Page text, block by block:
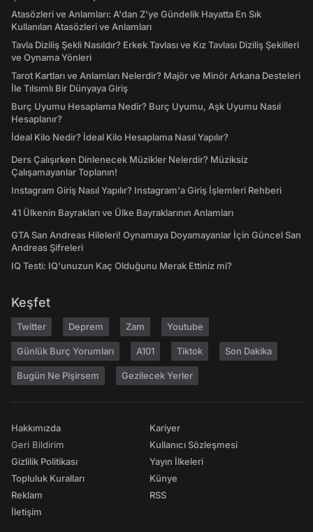
Atasözleri ve Anlamları: A'dan Z'ye Gündelik Hayatta En Sık
Kullanılan Atasözleri ve Anlamları
Tavla Diziliş Şekli Nasıldır? Erkek Tavlası ve Kız Tavlası Diziliş Şekilleri
ve Oynama Yönleri
Tarot Kartları ve Anlamları Nelerdir? Majör ve Minör Arkana Desteleri
İle Tılsımlı Bir Dünyaya Giriş
Burç Uyumu Hesaplama Nedir? Burç Uyumu, Aşk Uyumu Nasıl
Hesaplanır?
İdeal Kilo Nedir? İdeal Kilo Hesaplama Nasıl Yapılır?
Ders Çalışırken Dinlenecek Müzikler Nelerdir? Müziksiz
Çalışamayanlar Toplanın!
Instagram Giriş Nasıl Yapılır? Instagram'a Giriş İşlemleri Rehberi
41 Ülkenin Bayrakları ve Ülke Bayraklarının Anlamları
GTA San Andreas Hileleri! Oynamaya Doyamayanlar İçin Güncel San
Andreas Şifreleri
IQ Testi: IQ'unuzun Kaç Olduğunu Merak Ettiniz mi?
Keşfet
Twitter Deprem Zam Youtube
Günlük Burç Yorumları A101 Tiktok Son Dakika
Bugün Ne Pişirsem Gezilecek Yerler
Hakkımızda
Geri Bildirim
Gizlilik Politikası
Topluluk Kuralları
Reklam
İletişim
Kariyer
Kullanıcı Sözleşmesi
Yayın İlkeleri
Künye
RSS